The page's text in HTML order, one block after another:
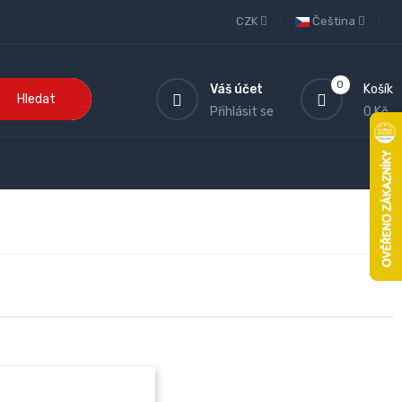
Čeština
CZK
Hledat
0
Košík
0 Kč
Váš účet
Přihlásit se